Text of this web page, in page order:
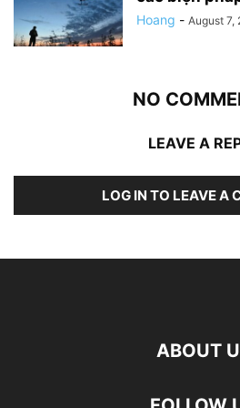
Hoang - August 7,
NO
LEAVE A
LOG IN TO LEAVE A
ABOUT